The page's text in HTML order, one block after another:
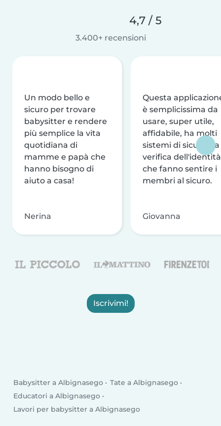
4,7 / 5
3.400+ recensioni
Un modo bello e
sicuro per trovare
babysitter e rendere
più semplice la vita
quotidiana di
mamme e papà che
hanno bisogno di
aiuto a casa!
Nerina
Questa
è semplicissima da
usare, super utile,
affidabile, ha molti
sistemi di sicurezza
verifica dell'identità
che fanno sentire i
membri al sicuro.
Giovanna
Iscrivimi!
Babysitter a Albignasego
Tate a Albignasego
Educatori a Albignasego
Lavori per babysitter a Albignasego